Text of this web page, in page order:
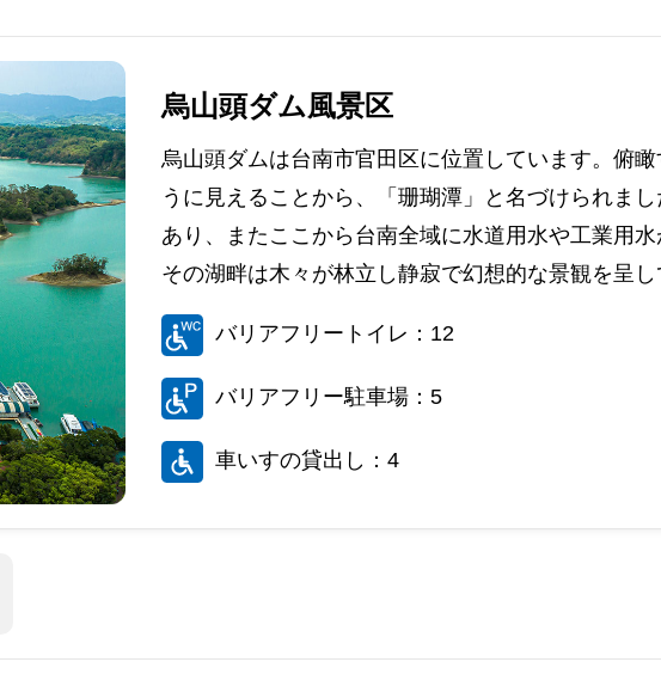
烏山頭ダム風景区
烏山頭ダムは台南市官田区に位置しています。俯
うに見えることから、「珊瑚潭」と名づけられま
あり、またここから台南全域に水道用水や工業用
その湖畔は木々が林立し静寂で幻想的な景観を呈
バリアフリートイレ：12
バリアフリー駐車場：5
車いすの貸出し：4